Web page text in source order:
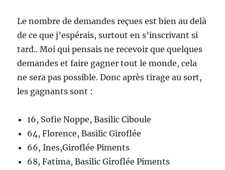
Le nombre de demandes reçues est bien au delà
de ce que j’espérais, surtout en s’inscrivant si
tard.. Moi qui pensais ne recevoir que quelques
demandes et faire gagner tout le monde, cela
ne sera pas possible. Donc après tirage au sort,
les gagnants sont :
16, Sofie Noppe, Basilic Ciboule
64, Florence, Basilic Giroflée
66, Ines,Giroflée Piments
68, Fatima, Basilic Giroflée Piments